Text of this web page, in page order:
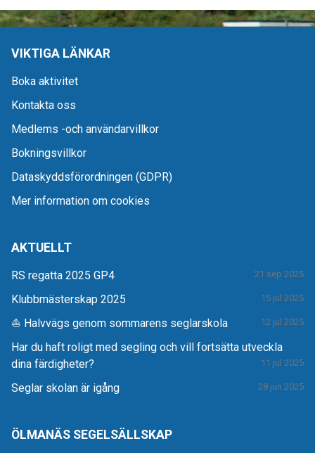
VIKTIGA LÄNKAR
Boka aktivitet
Kontakta oss
Medlems -och användarvillkor
Bokningsvillkor
Dataskyddsförordningen (GDPR)
Mer information om cookies
AKTUELLT
RS regatta 2025 GP4 21 sep 2025
Klubbmästerskap 2025 15 jul 2025
⛵ Halvvägs genom sommarens seglarskola 12 jul 2025
Har du haft roligt med segling och vill fortsätta utveckla
dina färdigheter?
11 jul 2025
Seglar skolan är igång 28 jun 2025
ÖLMANÄS SEGELSÄLLSKAP